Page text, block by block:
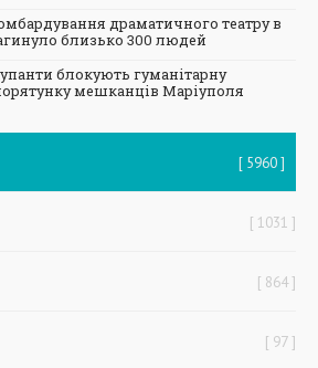
драматичного театру в
близько 300 людей
блокують гуманітарну
мешканців Маріуполя
5960
1031
864
97